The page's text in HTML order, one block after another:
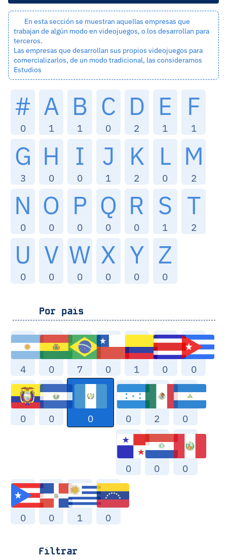
En esta sección se muestran aquellas empresas que
trabajan de algún modo en videojuegos, o los desarrollan para
terceros.
Las empresas que desarrollan sus propios videojuegos para
comercializarlos, de un modo tradicional, las consideramos
Estudios
#
0
A
1
B
1
C
0
D
2
E
1
F
1
G
3
H
0
I
0
J
1
K
2
L
0
M
2
N
0
O
0
P
0
Q
0
R
0
S
1
T
2
U
0
V
0
W
0
X
0
Y
0
Z
0
Por pais
4 0 7 0 1 0 0
0 0 0 0 2 0
0 0 0
0 0 1 0
Filtrar